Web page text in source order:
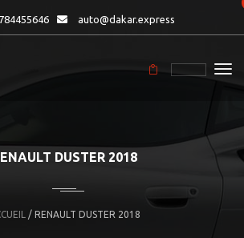
auto@dakar.express
DUSTER 2018
/ RENAULT DUSTER 2018